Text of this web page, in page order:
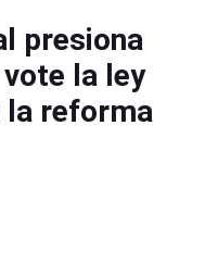
presiona
la ley
la reforma